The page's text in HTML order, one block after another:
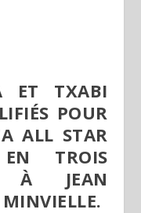
ET TXABI
POUR
ALL STAR
TROIS
À JEAN